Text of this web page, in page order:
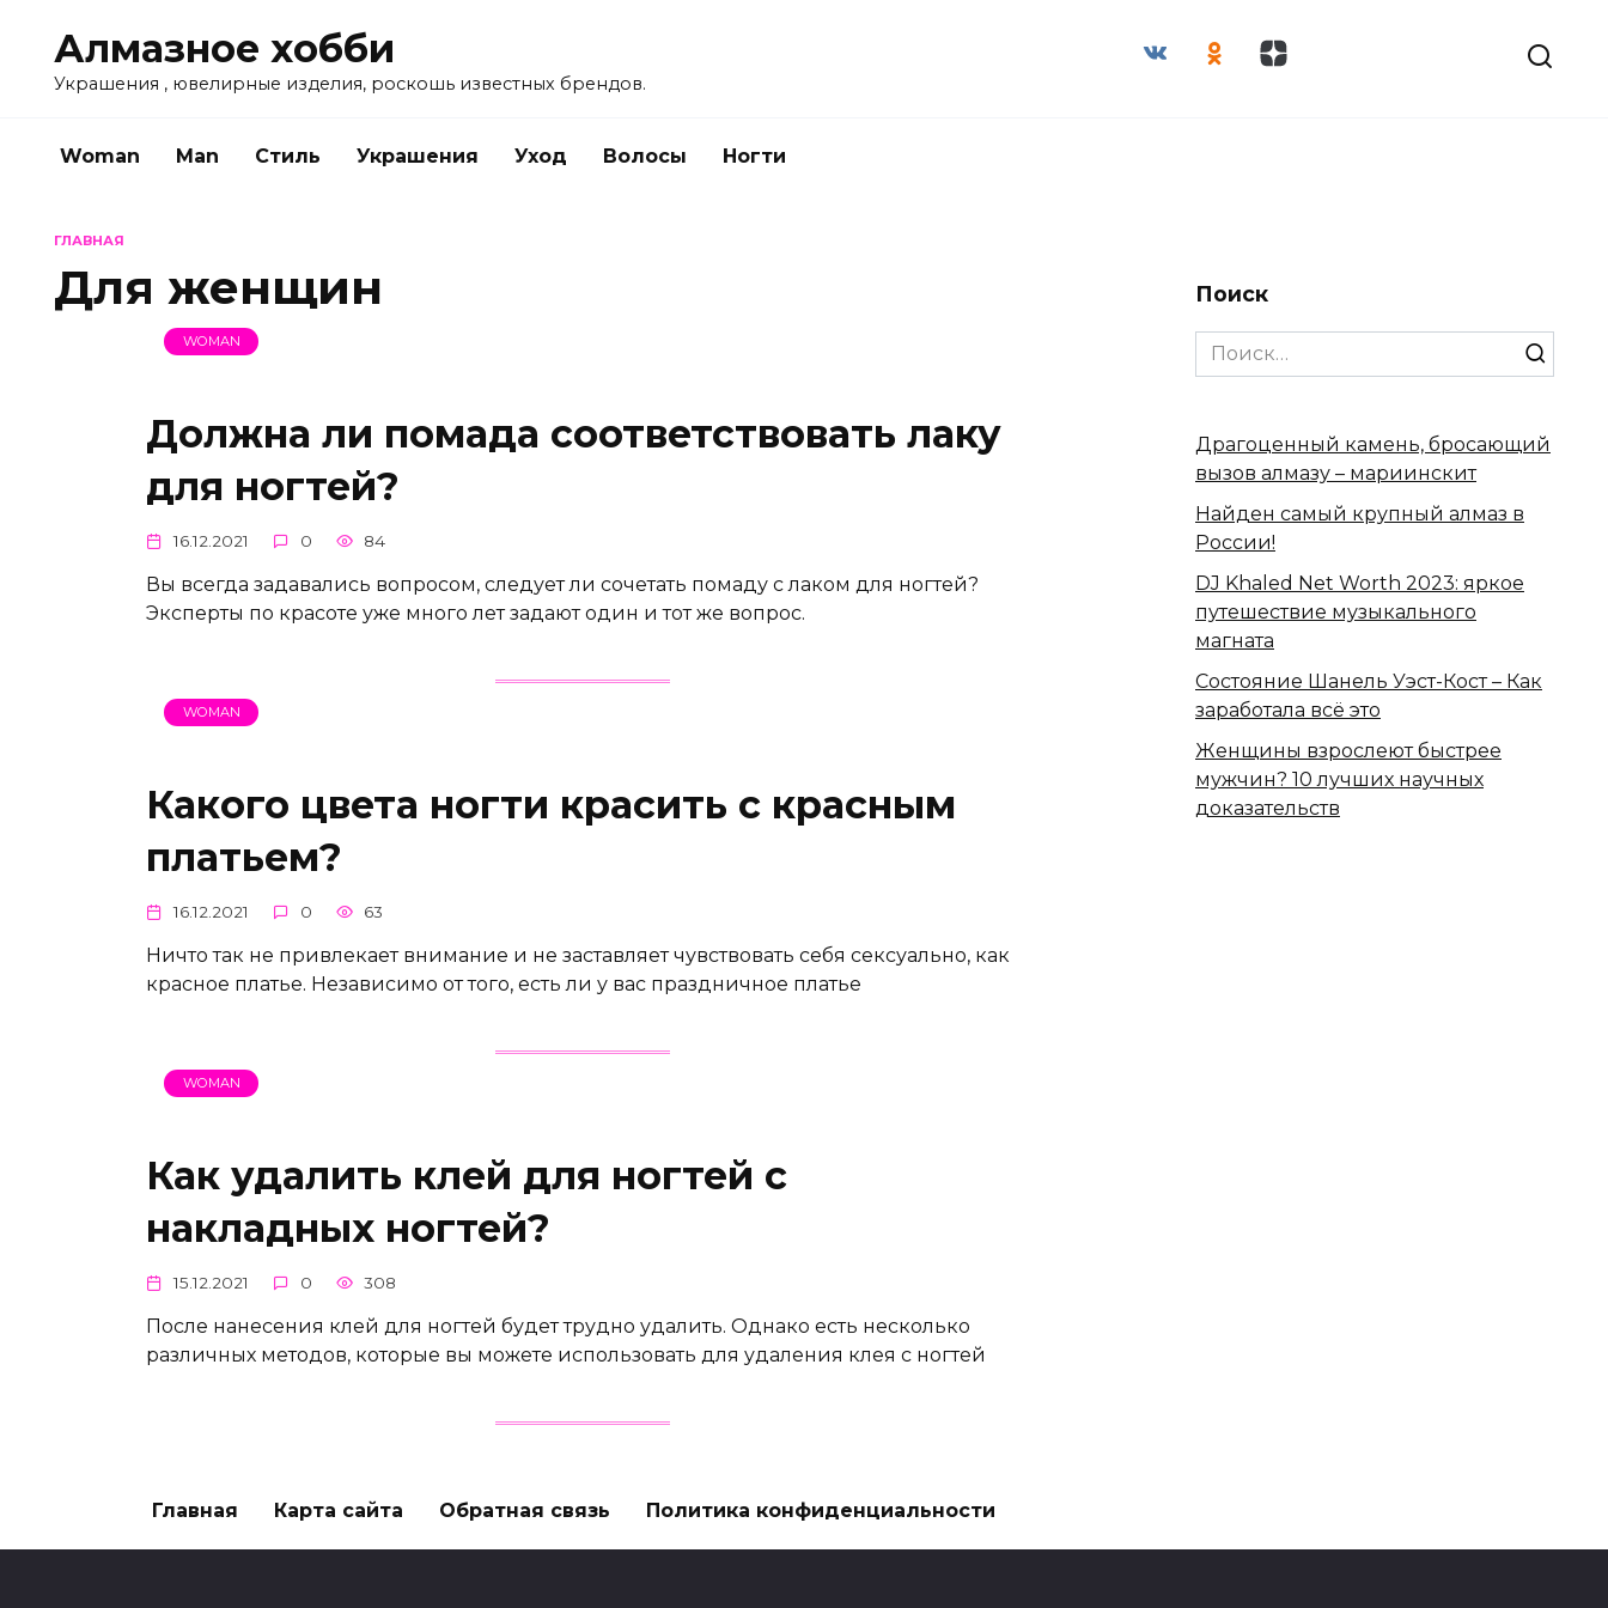
содержанию
Алмазное хобби
Украшения , ювелирные изделия, роскошь известных брендов.
Woman Man Стиль Украшения Уход Волосы Ногти
ГЛАВНАЯ
Для женщин
WOMAN
Должна ли помада соответствовать лаку
для ногтей?
16.12.2021 0 84
Вы всегда задавались вопросом, следует ли сочетать помаду с лаком для ногтей?
Эксперты по красоте уже много лет задают один и тот же вопрос.
WOMAN
Какого цвета ногти красить с красным
платьем?
16.12.2021 0 63
Ничто так не привлекает внимание и не заставляет чувствовать себя сексуально, как
красное платье. Независимо от того, есть ли у вас праздничное платье
WOMAN
Как удалить клей для ногтей с
накладных ногтей?
15.12.2021 0 308
После нанесения клей для ногтей будет трудно удалить. Однако есть несколько
различных методов, которые вы можете использовать для удаления клея с ногтей
Поиск
Search
for:
Драгоценный камень, бросающий
вызов алмазу – мариинскит
Найден самый крупный алмаз в
России!
DJ Khaled Net Worth 2023: яркое
путешествие музыкального
магната
Состояние Шанель Уэст-Кост – Как
заработала всё это
Женщины взрослеют быстрее
мужчин? 10 лучших научных
доказательств
Главная Карта сайта Обратная связь Политика конфиденциальности